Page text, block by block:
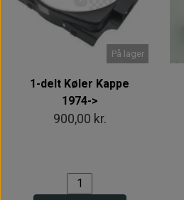
På lager
1-delt Køler Kappe
1974->
900,00 kr.